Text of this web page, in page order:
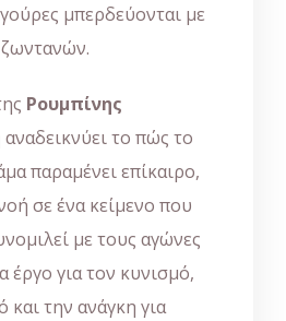
μπερδεύονται με
Ρουμπίνης
αναδεικνύει το πώς το
παραμένει επίκαιρο,
σε ένα κείμενο που
με τους αγώνες
έργο για τον κυνισμό,
και την ανάγκη για